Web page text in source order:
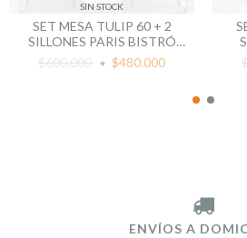
SIN STOCK
SET MESA TULIP 60 + 2
SILLONES PARIS BISTRÓ
ALUMINIO
$600.000 $480.000
ENVÍOS A